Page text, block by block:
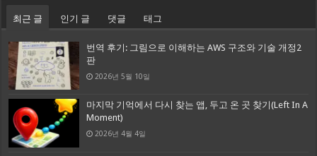
최근 글 인기 글 댓글 태그
번역 후기: 그림으로 이해하는 AWS 구조와 기술 개정2
판
2026년 5월 10일
마지막 기억에서 다시 찾는 앱, 두고 온 곳 찾기(Left In A
Moment)
2026년 4월 4일